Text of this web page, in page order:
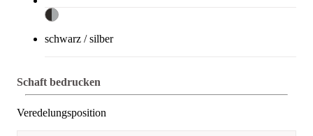
schwarz / silber
Schaft bedrucken
Veredelungsposition